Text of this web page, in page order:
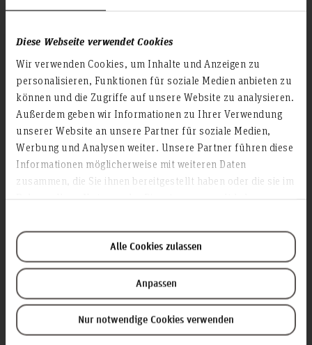
Diese Webseite verwendet Cookies
Wir verwenden Cookies, um Inhalte und Anzeigen zu
personalisieren, Funktionen für soziale Medien anbieten zu
können und die Zugriffe auf unsere Website zu analysieren.
Außerdem geben wir Informationen zu Ihrer Verwendung
unserer Website an unsere Partner für soziale Medien,
Werbung und Analysen weiter. Unsere Partner führen diese
Informationen möglicherweise mit weiteren Daten
zusammen, die Sie ihnen bereitgestellt haben oder die sie im
Alle Cookies zulassen
Anpassen
Nur notwendige Cookies verwenden
Academic Affairs
Communications and Marketing
Continuing education
Data protection
Executive Board
Facility management
Gender equality
Management of Accounting, Controlling & Finance
Occupational safety
Office of the Executive Board
Representative Office for Disabled Employees
Research, Development and Technology Transfer